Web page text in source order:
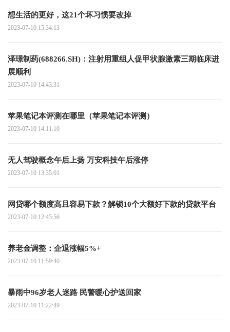
想生活的更好，这21个坏习惯要改掉
2023-07-10 15:34:13
泽璟制药(688266.SH)：注射用重组人促甲状腺激素三期临床进
展顺利
2023-07-10 14:43:31
苹果笔记本评测在哪里（苹果笔记本评测）
2023-07-10 14:11:10
无人驾驶概念午后上扬 万安科技午后涨停
2023-07-10 13:35:01
网贷哪个额度高且容易下款？解锁10个大额好下款的贷款平台
2023-07-10 12:45:56
养老金调整：企退涨幅5%+
2023-07-10 11:59:40
暴雨中96岁老人迷路 民警暖心护送回家
2023-07-10 11:22:49